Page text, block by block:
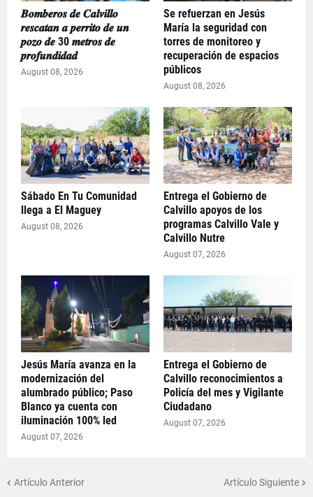
𝑩𝒐𝒎𝒃𝒆𝒓𝒐𝒔 𝒅𝒆 𝑪𝒂𝒍𝒗𝒊𝒍𝒍𝒐
𝒓𝒆𝒔𝒄𝒂𝒕𝒂𝒏 𝒂 𝒑𝒆𝒓𝒓𝒊𝒕𝒐 𝒅𝒆 𝒖𝒏
𝒑𝒐𝒛𝒐 𝒅𝒆 30 𝒎𝒆𝒕𝒓𝒐𝒔 𝒅𝒆
𝒑𝒓𝒐𝒇𝒖𝒏𝒅𝒊𝒅𝒂𝒅
August 08, 2026
Se refuerzan en Jesús
María la seguridad con
torres de monitoreo y
recuperación de espacios
públicos
August 08, 2026
Sábado En Tu Comunidad
llega a El Maguey
August 08, 2026
Entrega el Gobierno de
Calvillo apoyos de los
programas Calvillo Vale y
Calvillo Nutre
August 07, 2026
Jesús María avanza en la
modernización del
alumbrado público; Paso
Blanco ya cuenta con
iluminación 100% led
August 07, 2026
Entrega el Gobierno de
Calvillo reconocimientos a
Policía del mes y Vigilante
Ciudadano
August 07, 2026
Artículo Anterior Artículo Siguiente